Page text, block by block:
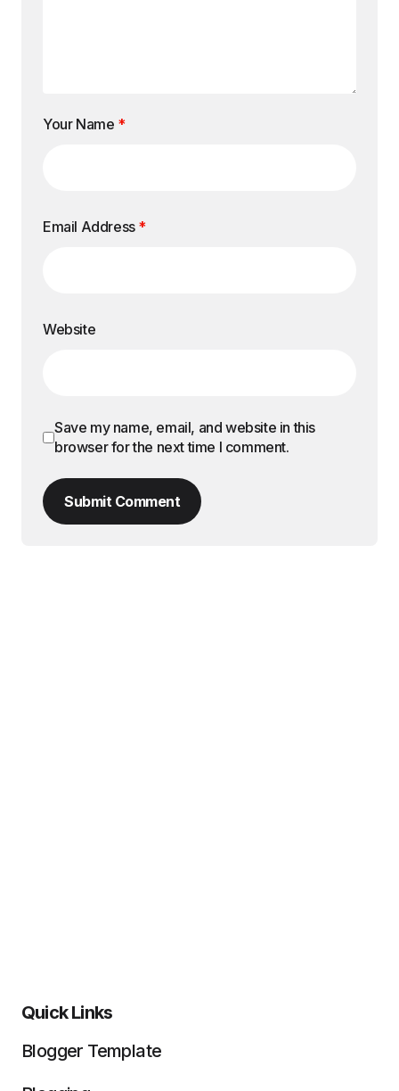
Your Name *
Email Address *
Website
Save my name, email, and website in this
browser for the next time I comment.
Submit Comment
Quick Links
Blogger Template